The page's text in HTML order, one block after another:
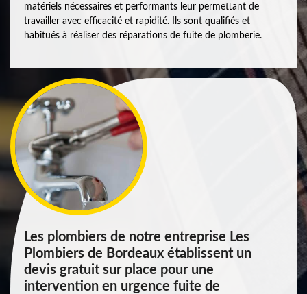
matériels nécessaires et performants leur permettant de
travailler avec efficacité et rapidité. Ils sont qualifiés et
habitués à réaliser des réparations de fuite de plomberie.
Les plombiers de notre entreprise Les
Plombiers de Bordeaux établissent un
devis gratuit sur place pour une
intervention en urgence fuite de